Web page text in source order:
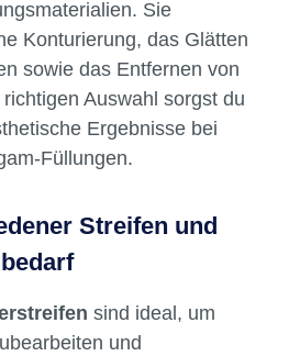
Sie
Konturierung, das Glätten
sowie das Entfernen von
Auswahl sorgst du
Ergebnisse bei
Füllungen.
Streifen und
sind ideal, um
und